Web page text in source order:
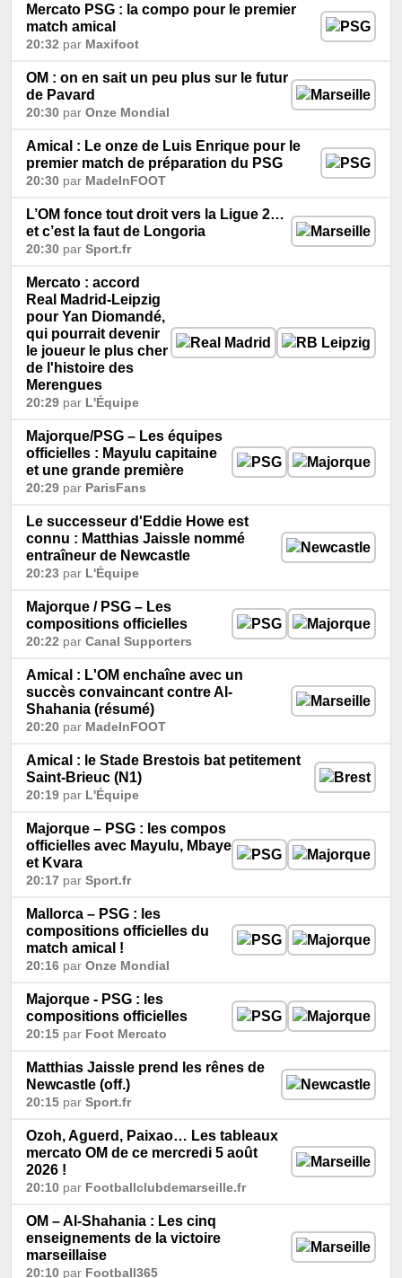
Mercato PSG : la compo pour le premier
match amical
20:32 par Maxifoot
OM : on en sait un peu plus sur le futur
de Pavard
20:30 par Onze Mondial
Amical : Le onze de Luis Enrique pour le
premier match de préparation du PSG
20:30 par MadeInFOOT
L’OM fonce tout droit vers la Ligue 2…
et c’est la faut de Longoria
20:30 par Sport.fr
Mercato : accord
Real Madrid-Leipzig
pour Yan Diomandé,
qui pourrait devenir
le joueur le plus cher
de l'histoire des
Merengues
20:29 par L'Équipe
Majorque/PSG – Les équipes
officielles : Mayulu capitaine
et une grande première
20:29 par ParisFans
Le successeur d'Eddie Howe est
connu : Matthias Jaissle nommé
entraîneur de Newcastle
20:23 par L'Équipe
Majorque / PSG – Les
compositions officielles
20:22 par Canal Supporters
Amical : L'OM enchaîne avec un
succès convaincant contre Al-
Shahania (résumé)
20:20 par MadeInFOOT
Amical : le Stade Brestois bat petitement
Saint-Brieuc (N1)
20:19 par L'Équipe
Majorque – PSG : les compos
officielles avec Mayulu, Mbaye
et Kvara
20:17 par Sport.fr
Mallorca – PSG : les
compositions officielles du
match amical !
20:16 par Onze Mondial
Majorque - PSG : les
compositions officielles
20:15 par Foot Mercato
Matthias Jaissle prend les rênes de
Newcastle (off.)
20:15 par Sport.fr
Ozoh, Aguerd, Paixao… Les tableaux
mercato OM de ce mercredi 5 août
2026 !
20:10 par Footballclubdemarseille.fr
OM – Al-Shahania : Les cinq
enseignements de la victoire
marseillaise
20:10 par Football365